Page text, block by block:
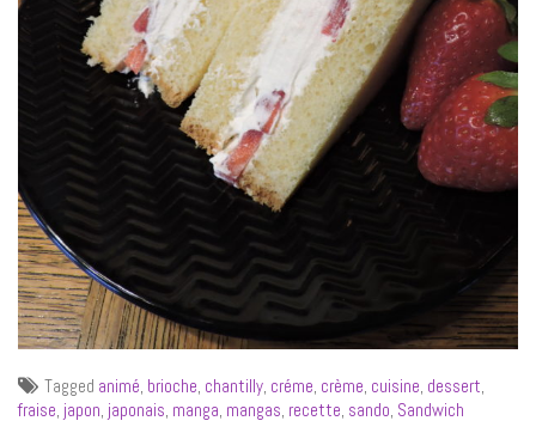
Tagged animé brioche chantilly créme crème cuisine dessert
fraise japon japonais manga mangas recette sando Sandwich